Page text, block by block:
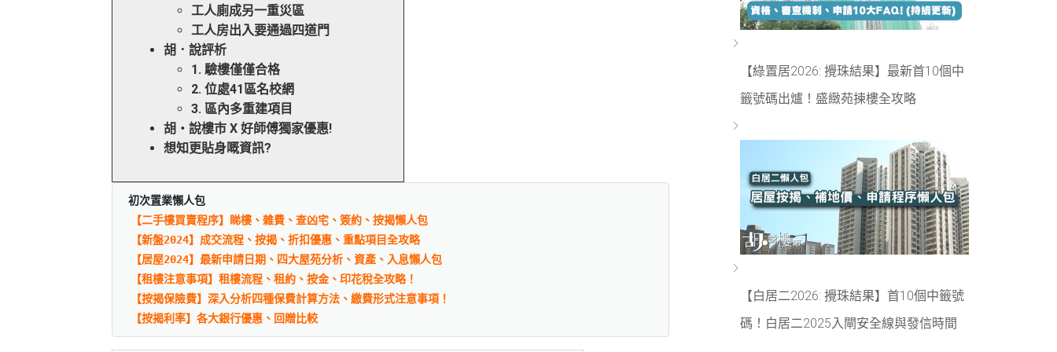
工人廁成另一重災區
工人房出入要通過四道門
胡．說評析
1. 驗樓僅僅合格
2. 位處41區名校網
3. 區內多重建項目
胡‧說樓市 X 好師傅獨家優惠!
想知更貼身嘅資訊?
初次置業懶人包
【二手樓買賣程序】睇樓、雜費、查凶宅、簽約、按揭懶人包
【新盤2024】成交流程、按揭、折扣優惠、重點項目全攻略
【居屋2024】最新申請日期、四大屋苑分析、資產、入息懶人包
【租樓注意事項】租樓流程、租約、按金、印花稅全攻略！
【按揭保險費】深入分析四種保費計算方法、繳費形式注意事項！
【按揭利率】各大銀行優惠、回贈比較
【綠置居2026: 攪珠結果】最新首10個中
籤號碼出爐！盛緻苑揀樓全攻略
【白居二2026: 攪珠結果】首10個中籤號
碼！白居二2025入閘安全線與發信時間